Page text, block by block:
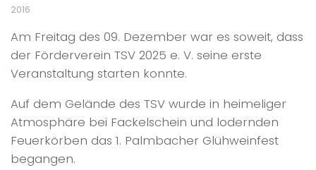
2016
Am Freitag des 09. Dezember war es soweit, dass
der Förderverein TSV 2025 e. V. seine erste
Veranstaltung starten konnte.
Auf dem Gelände des TSV wurde in heimeliger
Atmosphäre bei Fackelschein und lodernden
Feuerkörben das 1. Palmbacher Glühweinfest
begangen.